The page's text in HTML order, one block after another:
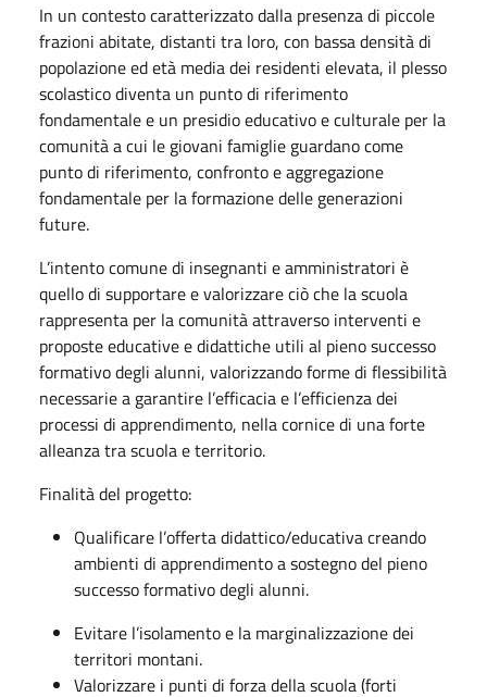
In un contesto caratterizzato dalla presenza di piccole
frazioni abitate, distanti tra loro, con bassa densità di
popolazione ed età media dei residenti elevata, il plesso
scolastico diventa un punto di riferimento
fondamentale e un presidio educativo e culturale per la
comunità a cui le giovani famiglie guardano come
punto di riferimento, confronto e aggregazione
fondamentale per la formazione delle generazioni
future.
L’intento comune di insegnanti e amministratori è
quello di supportare e valorizzare ciò che la scuola
rappresenta per la comunità attraverso interventi e
proposte educative e didattiche utili al pieno successo
formativo degli alunni, valorizzando forme di flessibilità
necessarie a garantire l’efficacia e l’efficienza dei
processi di apprendimento, nella cornice di una forte
alleanza tra scuola e territorio.
Finalità del progetto:
Qualificare l’offerta didattico/educativa creando
ambienti di apprendimento a sostegno del pieno
successo formativo degli alunni.
Evitare l’isolamento e la marginalizzazione dei
territori montani.
Valorizzare i punti di forza della scuola (forti